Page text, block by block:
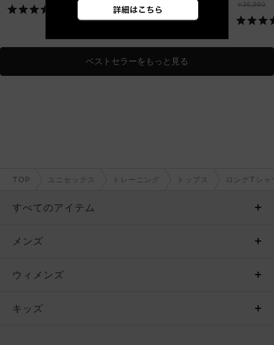
SOLD OUT
￥36,960 ￥36,960
ベストセラーをもっと見る
TOP ユニセックス トレーニング トップス ロングTシャ
すべてのアイテム
メンズ
ウィメンズ
キッズ
メンズ
トップス
ボトムス
ウィメンズ
トップス
キッズ